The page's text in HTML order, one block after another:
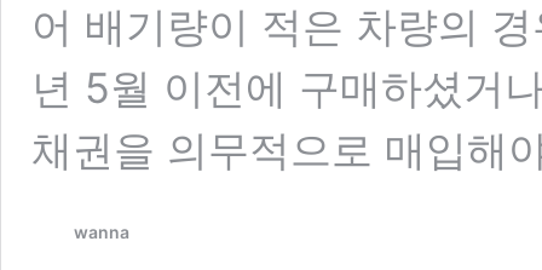
어 배기량이 적은 차량의
년 5월 이전에 구매하셨거
채권을 의무적으로 매입해
wanna